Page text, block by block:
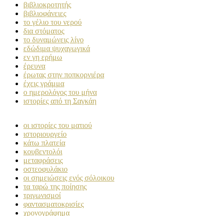
βιβλιοκροτητής
βιβλιοφάνειες
το γέλιο του νερού
δια στόματος
το δυναμώνεις λίγο
εδώδιμα ψυχαγωγικά
εν γη ερήμω
έρευνα
έρωτας στην ποπκορνιέρα
έχεις γράμμα
ο ημερολόγος του μήνα
ιστορίες από τη Σαγκάη
οι ιστορίες του ματιού
ιστοριουργείο
κάτω πλατεία
κουβεντολόι
μεταφράσεις
οστεοφυλάκιο
οι σημειώσεις ενός σόλοικου
τα ταρώ της ποίησης
τριγωνισμοί
φαντασματοκρισίες
χρονογράφημα